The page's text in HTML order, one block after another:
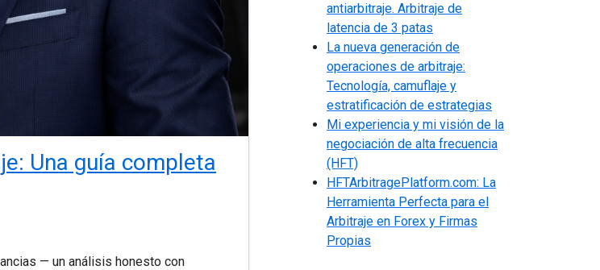
Una guía completa
— un análisis honesto con
antiarbitraje. Arbitraje de
latencia de 3 patas
La nueva generación de
operaciones de arbitraje:
Tecnología, camuflaje y
estratificación de estrategias
Mi experiencia y mi visión de la
negociación de alta frecuencia
(HFT)
HFTArbitragePlatform.com: La
Herramienta Perfecta para el
Arbitraje en Forex y Firmas
Propias